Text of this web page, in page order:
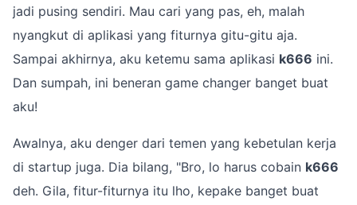
jadi pusing sendiri. Mau cari yang pas, eh, malah
nyangkut di aplikasi yang fiturnya gitu-gitu aja.
Sampai akhirnya, aku ketemu sama aplikasi k666 ini.
Dan sumpah, ini beneran game changer banget buat
aku!
Awalnya, aku denger dari temen yang kebetulan kerja
di startup juga. Dia bilang, "Bro, lo harus cobain k666
deh. Gila, fitur-fiturnya itu lho, kepake banget buat